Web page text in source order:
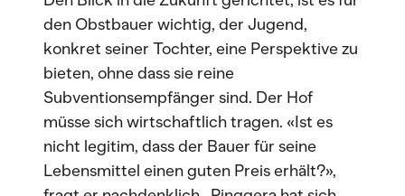
den Obstbauer wichtig, der Jugend,
konkret seiner Tochter, eine Perspektive zu
bieten, ohne dass sie reine
Subventionsempfänger sind. Der Hof
müsse sich wirtschaftlich tragen. «Ist es
nicht legitim, dass der Bauer für seine
Lebensmittel einen guten Preis erhält?»,